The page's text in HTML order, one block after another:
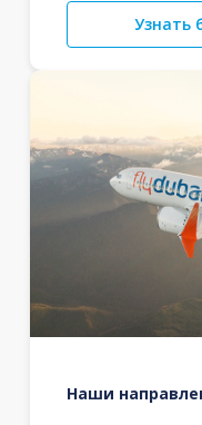
Узнать
Наши